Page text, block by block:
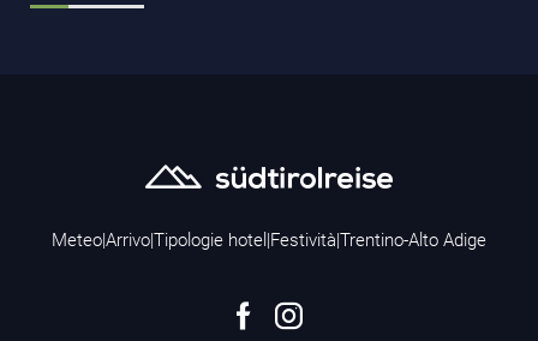
Meteo|Arrivo|Tipologie hotel |Festività|Trentino-Alto Adige